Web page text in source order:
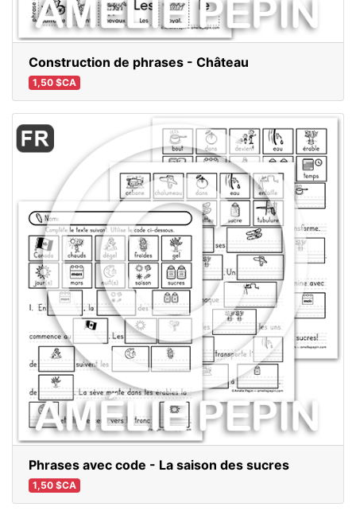
Construction de phrases - Château
1,50 $CA
Phrases avec code - La saison des sucres
1,50 $CA